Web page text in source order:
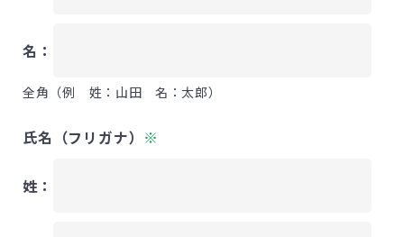
名：
全角（例 姓：山田 名：太郎）
氏名（フリガナ） ※
姓：